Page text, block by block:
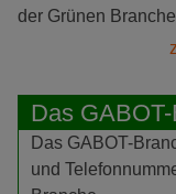
der Grünen
Das
Das GABOT-
und